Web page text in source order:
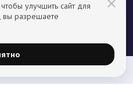
чтобы улучшить сайт для
вы разрешаете